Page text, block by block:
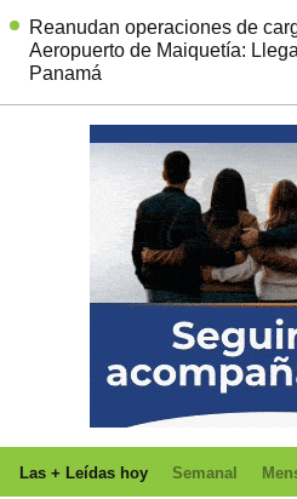
Reanudan operaciones de
Aeropuerto de Maiquetía:
Panamá
Las + Leídas hoy Semanal